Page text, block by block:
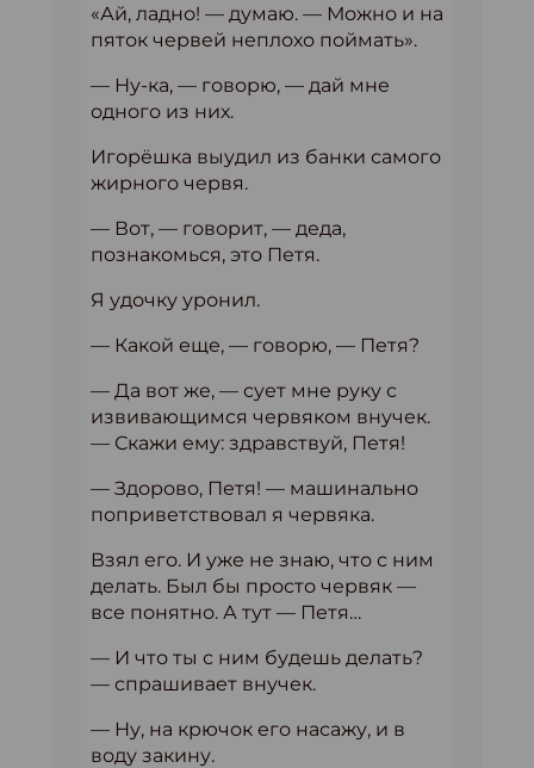
«Ай, ладно! — думаю. — Можно и на
пяток червей неплохо поймать».
— Ну-ка, — говорю, — дай мне
одного из них.
Игорёшка выудил из банки самого
жирного червя.
— Вот, — говорит, — деда,
познакомься, это Петя.
Я удочку уронил.
— Какой еще, — говорю, — Петя?
— Да вот же, — сует мне руку с
извивающимся червяком внучек.
— Скажи ему: здравствуй, Петя!
— Здорово, Петя! — машинально
поприветствовал я червяка.
Взял его. И уже не знаю, что с ним
делать. Был бы просто червяк —
все понятно. А тут — Петя…
— И что ты с ним будешь делать?
— спрашивает внучек.
— Ну, на крючок его насажу, и в
воду закину.